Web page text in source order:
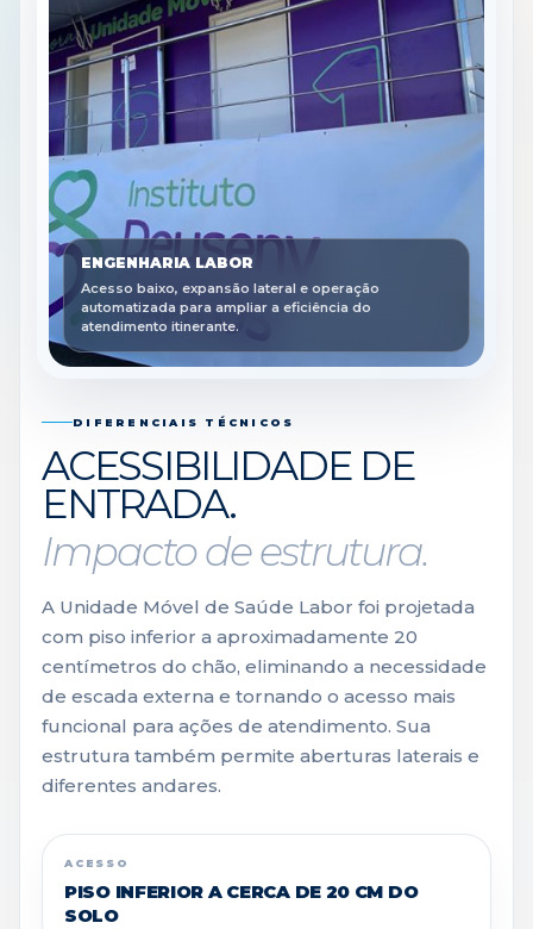
ENGENHARIA LABOR
Acesso baixo, expansão lateral e operação
automatizada para ampliar a eficiência do
atendimento itinerante.
DIFERENCIAIS TÉCNICOS
ACESSIBILIDADE DE
ENTRADA.
Impacto de estrutura.
A Unidade Móvel de Saúde Labor foi projetada
com piso inferior a aproximadamente 20
centímetros do chão, eliminando a necessidade
de escada externa e tornando o acesso mais
funcional para ações de atendimento. Sua
estrutura também permite aberturas laterais e
diferentes andares.
ACESSO
PISO INFERIOR A CERCA DE 20 CM DO
SOLO